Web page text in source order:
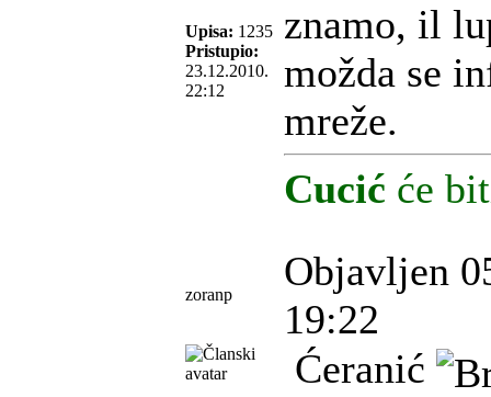
Upisa: 1235
Pristupio:
23.12.2010.
22:12
znamo, il
možda se
mreže.
Cucić će
zoranp
Objavljen
19:22
Ćeranić